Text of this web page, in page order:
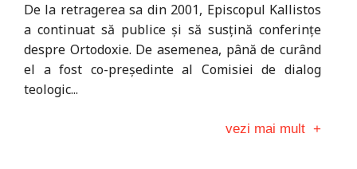
De la retragerea sa din 2001, Episcopul Kallistos
a continuat să publice și să susțină conferințe
despre Ortodoxie. De asemenea, până de curând
el a fost co-președinte al Comisiei de dialog
teologic...
vezi mai mult +